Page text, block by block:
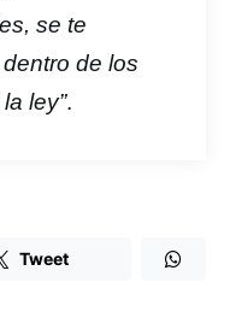
se te
de los
ley”.
Tweet